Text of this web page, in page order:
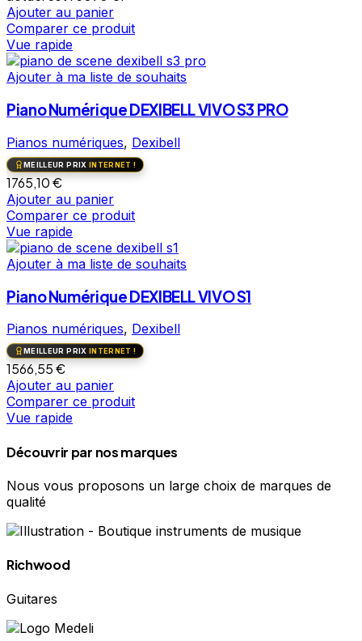
Ajouter au panier
Comparer ce produit
Vue rapide
Ajouter à ma liste de souhaits
Piano Numérique DEXIBELL VIVO S3 PRO
Pianos numériques, Dexibell
MEILLEUR PRIX INTERNET !
1765,10€
Ajouter au panier
Comparer ce produit
Vue rapide
Ajouter à ma liste de souhaits
Piano Numérique DEXIBELL VIVO S1
Pianos numériques, Dexibell
MEILLEUR PRIX INTERNET !
1566,55€
Ajouter au panier
Comparer ce produit
Vue rapide
Découvrir par nos marques
Nous vous proposons un large choix de marques de
qualité
Richwood
Guitares